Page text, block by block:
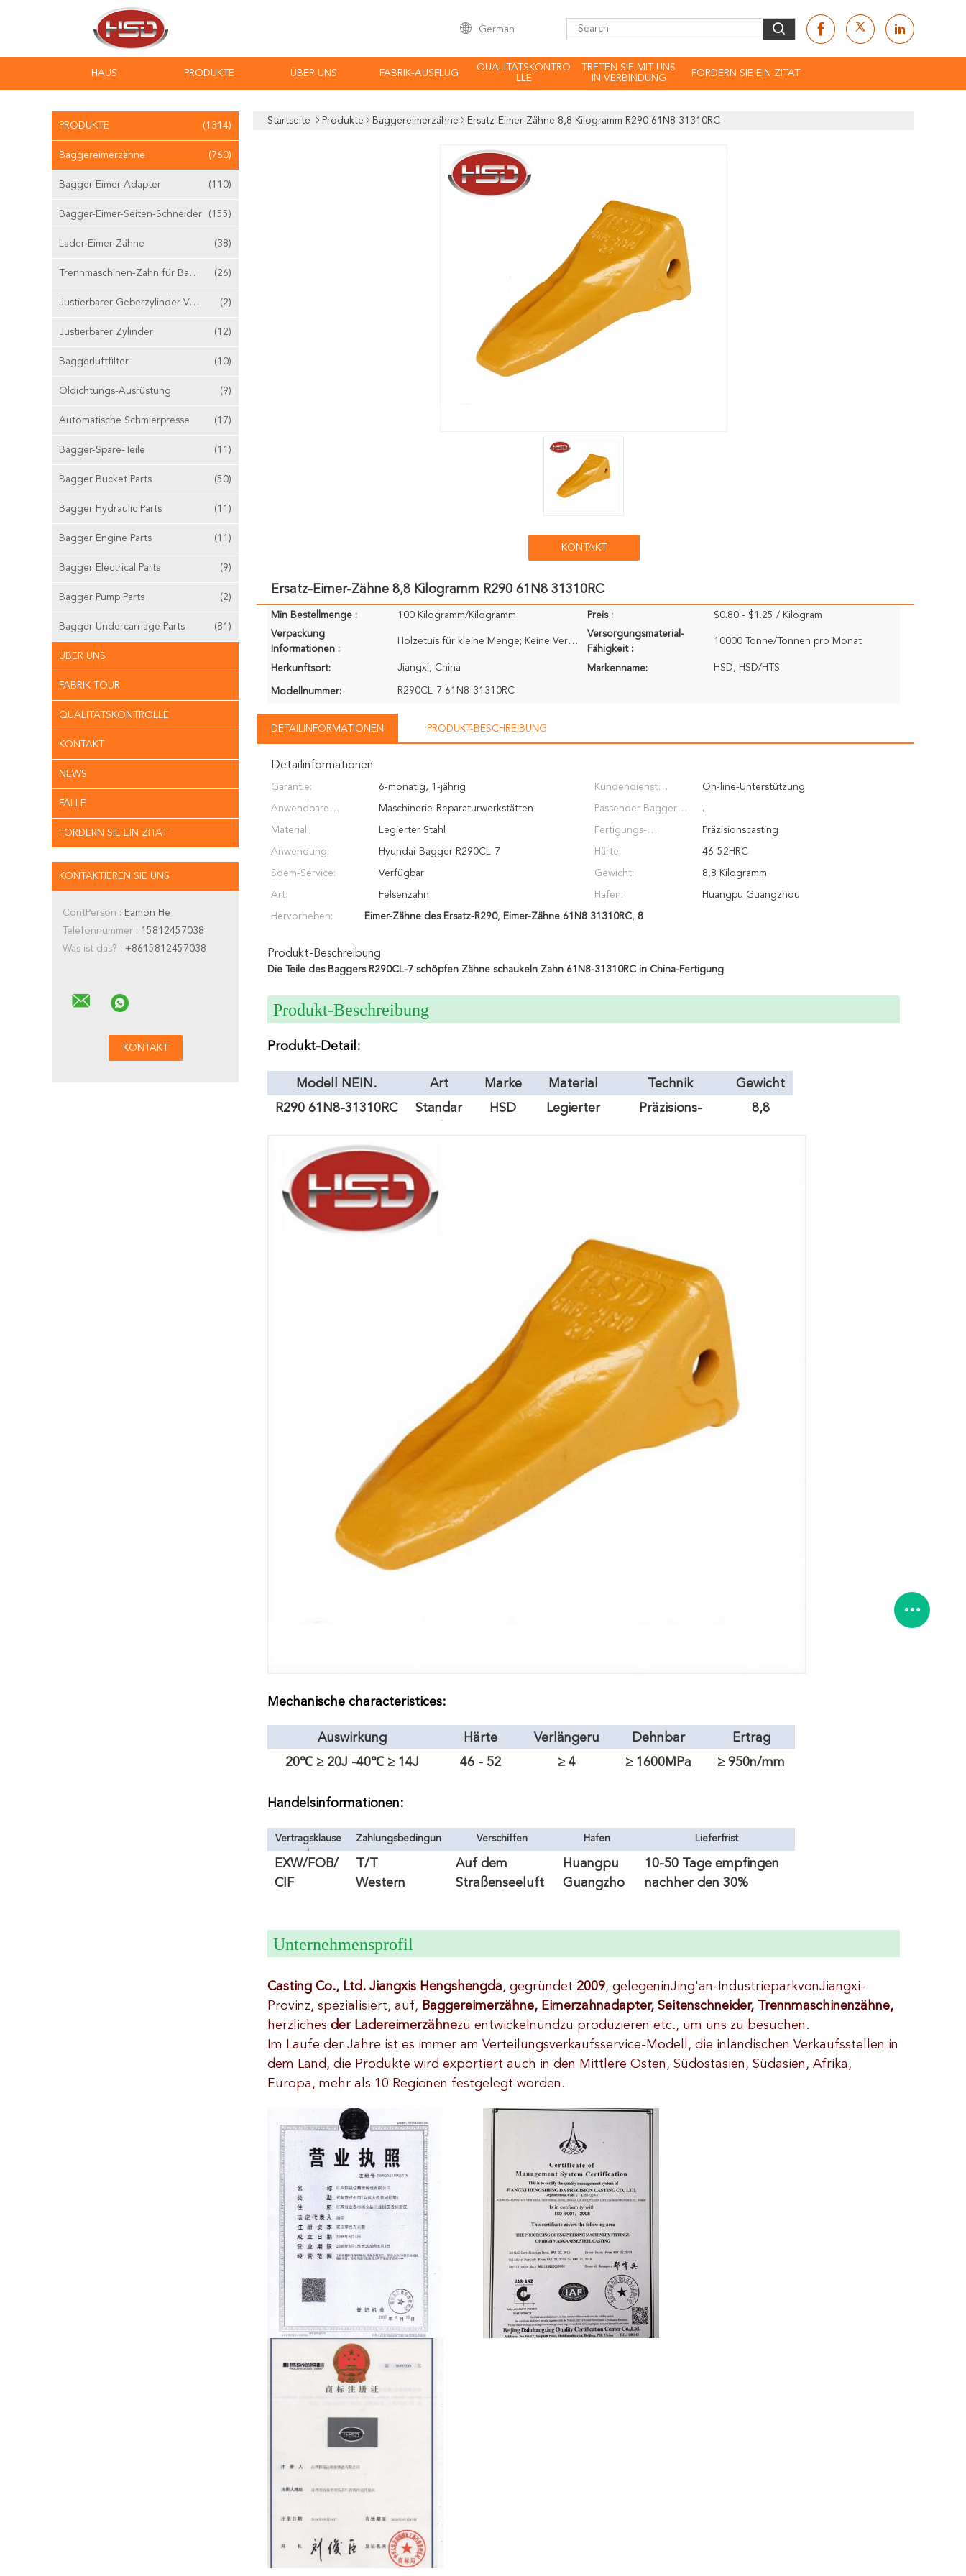
German
HAUS PRODUKTE ÜBER UNS FABRIK-AUSFLUG
QUALITÄTSKONTRO
LLE
TRETEN SIE MIT UNS
IN VERBINDUNG
FORDERN SIE EIN ZITAT
PRODUKTE (1314)
Baggereimerzähne (760)
Bagger-Eimer-Adapter (110)
Bagger-Eimer-Seiten-Schneider (155)
Lader-Eimer-Zähne (38)
Trennmaschinen-Zahn für Bagger (26)
Justierbarer Geberzylinder-Ventilstößel (2)
Justierbarer Zylinder (12)
Baggerluftfilter (10)
Öldichtungs-Ausrüstung (9)
Automatische Schmierpresse (17)
Bagger-Spare-Teile (11)
Bagger Bucket Parts (50)
Bagger Hydraulic Parts (11)
Bagger Engine Parts (11)
Bagger Electrical Parts (9)
Bagger Pump Parts (2)
Bagger Undercarriage Parts (81)
ÜBER UNS
FABRIK TOUR
QUALITÄTSKONTROLLE
KONTAKT
NEWS
FÄLLE
FORDERN SIE EIN ZITAT
KONTAKTIEREN SIE UNS
ContPerson : Eamon He
Telefonnummer : 15812457038
Was ist das? : +8615812457038
Startseite Produkte Baggereimerzähne Ersatz-Eimer-Zähne 8,8 Kilogramm R290 61N8 31310RC
KONTAKT
Ersatz-Eimer-Zähne 8,8 Kilogramm R290 61N8 31310RC
Min Bestellmenge : 100 Kilogramm/Kilogramm Preis :
$0.80 - $1.25 / Kilogram
Verpackung
Informationen :
Holzetuis für kleine Menge; Keine Verpackung für Behälter; Verpackt als Ihre Referenz
Versorgungsmaterial-
Fähigkeit :
10000 Tonne/Tonnen pro Monat
Herkunftsort: Jiangxi, China Markenname: HSD, HSD/HTS
Modellnummer: R290CL-7 61N8-31310RC
DETAILINFORMATIONEN PRODUKT-BESCHREIBUNG
Detailinformationen
Garantie: 6-monatig, 1-jährig Kundendienst
erbracht:
On-line-Unterstützung
Anwendbare
Industrien:
Maschinerie-Reparaturwerkstätten Passender Bagger
(Tonne):
.
Material: Legierter Stahl Fertigungs-
Technologie:
Präzisionscasting
Anwendung: Hyundai-Bagger R290CL-7 Härte: 46-52HRC
Soem-Service: Verfügbar Gewicht: 8,8 Kilogramm
Art: Felsenzahn Hafen: Huangpu Guangzhou
Hervorheben: Eimer-Zähne des Ersatz-R290, Eimer-Zähne 61N8 31310RC, 8
Produkt-Beschreibung
Die Teile des Baggers R290CL-7 schöpfen Zähne schaukeln Zahn 61N8-31310RC in China-Fertigung
Produkt-Beschreibung
Produkt-Detail:
Modell NEIN. Art Marke Material Technik
Gewicht
R290 61N8-31310RC
Standar
HSD
Legierter
Präzisions-
8,8
Mechanische characteristices:
Auswirkung Härte
Verlängeru
ng
Dehnbar
Ertrag
20℃ ≥ 20J -40℃ ≥ 14J
46 - 52 ≥ 4 ≥ 1600MPa
≥ 950n/mm
Handelsinformationen:
Vertragsklause
l
Zahlungsbedingun
g
Verschiffen Hafen Lieferfrist
EXW/FOB/
CIF
T/T
Western
Auf dem
Straßenseeluft
Huangpu
Guangzho
10-50 Tage empfingen
nachher den 30%
Unternehmensprofil
Casting Co., Ltd. Jiangxis Hengshengda, gegründet 2009, gelegeninJing'an-IndustrieparkvonJiangxi-
Provinz, spezialisiert, auf, Baggereimerzähne, Eimerzahnadapter, Seitenschneider, Trennmaschinenzähne,
herzliches der Ladereimerzähnezu entwickelnundzu produzieren etc., um uns zu besuchen.
Im Laufe der Jahre ist es immer am Verteilungsverkaufsservice-Modell, die inländischen Verkaufsstellen in
dem Land, die Produkte wird exportiert auch in den Mittlere Osten, Südostasien, Südasien, Afrika,
Europa, mehr als 10 Regionen festgelegt worden.